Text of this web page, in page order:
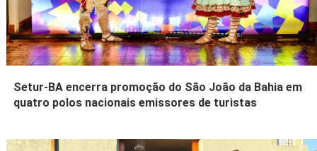
Setur-BA encerra promoção do São João da Bahia em
quatro polos nacionais emissores de turistas